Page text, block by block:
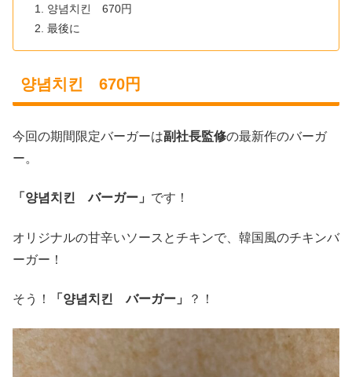
양념치킨 670円
最後に
양념치킨 670円
今回の期間限定バーガーは副社長監修の最新作のバーガ
ー。
「양념치킨 バーガー」 です！
オリジナルの甘辛いソースとチキンで、韓国風のチキンバ
ーガー！
そう！ 「양념치킨 バーガー」 ？！